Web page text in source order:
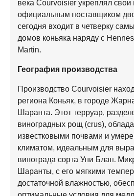
века Courvoisier укреплял свои
официальным поставщиком
сегодня входит в четверку
домов коньяка наряду с
Martin.
География производства
Производство Courvoisier
региона Коньяк, в городе
Шаранта. Этот терруар,
виноградных рощ (crus),
известковыми почвами и
климатом, идеальным для
винограда сорта Уни Блан.
Шаранты, с его мягкими
достаточной влажностью,